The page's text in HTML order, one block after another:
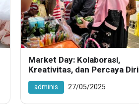
Market Day: Kolaborasi,
Kreativitas, dan Percaya Diri
adminis 27/05/2025